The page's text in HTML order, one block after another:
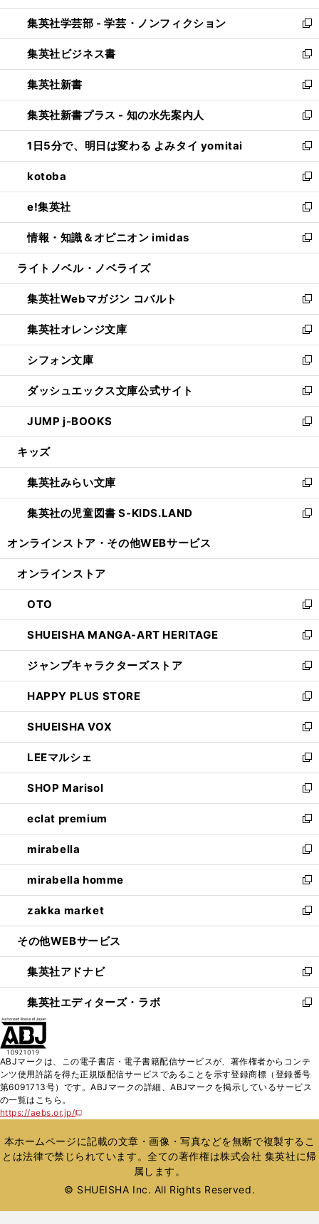
開
く
ウ
で
開
く
ン
ド
ウ
で
開
く
ウ
ィ
ン
ド
ウ
で
開
く
集英社学芸部 - 学芸・ノンフィクション
新
し
い
ウ
ィ
ン
ド
ウ
で
開
く
集英社ビジネス書
新
し
い
ウ
ィ
ン
ド
ウ
で
開
く
集英社新書
新
し
い
ウ
ィ
ン
ド
ウ
で
開
く
集英社新書プラス - 知の水先案内人
新
し
い
ウ
ィ
ン
ド
ウ
で
開
1日5分で、明日は変わる よみタイ yomitai
新
し
い
ウ
ィ
ン
ド
ウ
開
く
kotoba
新
し
い
ウ
ィ
ン
ウ
で
開
く
e!集英社
新
し
い
ウ
ン
ド
ウ
で
開
く
情報・知識＆オピニオン imidas
新
し
ウ
ィ
ン
ド
ウ
で
開
く
ライトノベル・ノベライズ
集英社Webマガジン コバルト
新
し
い
ウ
ィ
ン
ド
ウ
で
開
集英社オレンジ文庫
新
し
い
ウ
ィ
ン
ド
ウ
開
く
シフォン文庫
新
し
い
ウ
ィ
ン
ウ
で
開
く
ダッシュエックス文庫公式サイト
新
し
い
ウ
ン
ド
ウ
で
JUMP j-BOOKS
新
し
ウ
ィ
ン
ド
開
キッズ
集英社みらい文庫
新
し
い
ン
ウ
で
開
く
集英社の児童図書 S-KIDS.LAND
新
ウ
ン
ド
ウ
で
開
く
オンラインストア・ その他WEBサービス
オンラインストア
OTO
新
し
い
ウ
ィ
ン
ド
ウ
で
開
く
SHUEISHA MANGA-ART HERITAGE
新
し
い
ウ
ィ
ン
ド
ウ
で
開
く
ジャンプキャラクターズストア
新
し
い
ウ
ィ
ン
ド
ウ
で
開
く
HAPPY PLUS STORE
新
し
い
ウ
ィ
ン
ド
ウ
で
開
く
SHUEISHA VOX
新
し
い
ウ
ィ
ン
ド
ウ
で
開
く
LEEマルシェ
新
し
い
ウ
ィ
ン
ド
ウ
で
開
く
SHOP Marisol
新
し
い
ウ
ィ
ン
ド
ウ
で
開
eclat premium
新
し
い
ウ
ィ
ン
ド
ウ
開
く
mirabella
新
し
い
ウ
ィ
ン
ウ
で
開
く
mirabella homme
新
し
い
ウ
ン
ド
ウ
で
zakka market
新
し
ウ
ィ
ン
ド
く
その他WEBサービス
集英社アドナビ
新
し
い
ド
ウ
で
集英社エディターズ・ラボ
新
ィ
ン
ド
開
く
ABJマークは、この電子書店・電子書籍配信サービスが、著作権者からコンテ
ンツ使用許諾を得た正規版配信サービスであることを示す登録商標（登録番号
第6091713号）です。ABJマークの詳細、ABJマークを掲示しているサービス
の一覧はこちら。
https://aebs.or.jp/
新
い
ウ
ィ
ウ
本ホームページに記載の文章・画像・写真などを無断で複製するこ
とは法律で禁じられています。全ての著作権は株式会社 集英社に帰
属します。
© SHUEISHA Inc. All Rights Reserved.